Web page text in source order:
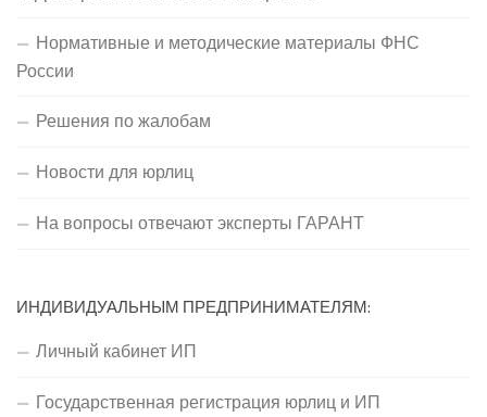
Нормативные и методические материалы ФНС
России
Решения по жалобам
Новости для юрлиц
На вопросы отвечают эксперты ГАРАНТ
ИНДИВИДУАЛЬНЫМ ПРЕДПРИНИМАТЕЛЯМ:
Личный кабинет ИП
Государственная регистрация юрлиц и ИП